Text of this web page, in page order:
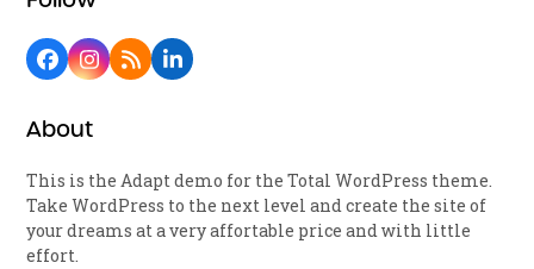
Facebook
Instagram
RSSLinkedIn
About
This is the Adapt demo for the Total WordPress theme.
Take WordPress to the next level and create the site of
your dreams at a very affortable price and with little
effort.